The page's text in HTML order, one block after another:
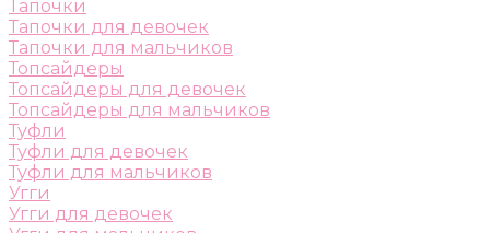
Тапочки
Тапочки для девочек
Тапочки для мальчиков
Топсайдеры
Топсайдеры для девочек
Топсайдеры для мальчиков
Туфли
Туфли для девочек
Туфли для мальчиков
Угги
Угги для девочек